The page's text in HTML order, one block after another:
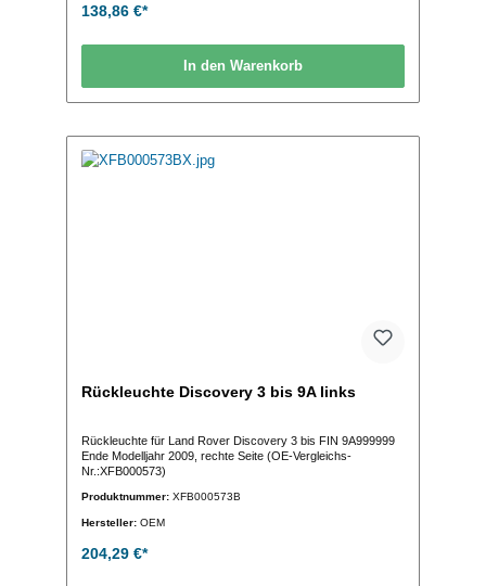
138,86 €*
In den Warenkorb
Rückleuchte Discovery 3 bis 9A links
Rückleuchte für Land Rover Discovery 3 bis FIN 9A999999
Ende Modelljahr 2009, rechte Seite (OE-Vergleichs-
Nr.:XFB000573)
Produktnummer: XFB000573B
Hersteller: OEM
204,29 €*